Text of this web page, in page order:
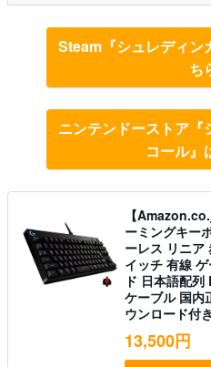
Steam『シュレディン
ち
ニンテンドーストア『
コール』
【
ーミングキー
ーレス リニア
イッチ 有線
ド 日本語配
ケーブル 国内
ウンロード付き
13,500円